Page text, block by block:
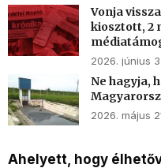
Vonja
kiosztott, 2
2026. június 3.
Ne hagyja,
2026. május
Ahelyett, hogy